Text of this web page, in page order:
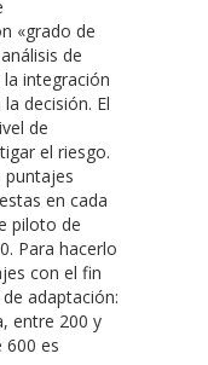
«grado de
de
integración
decisión. El
de
el riesgo.
puntajes
en cada
piloto de
Para hacerlo
con el fin
adaptación:
entre 200 y
600 es